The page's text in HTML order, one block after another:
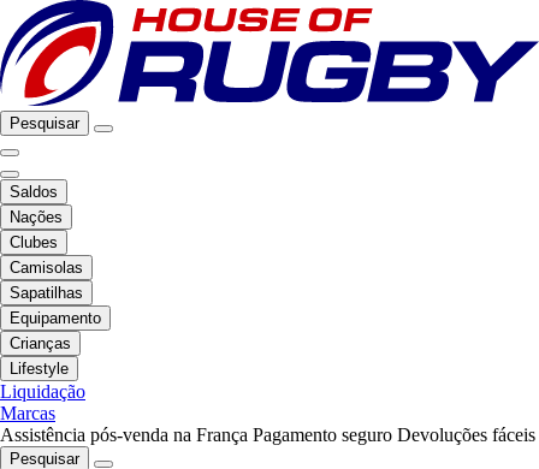
Pesquisar
Saldos
Nações
Clubes
Camisolas
Sapatilhas
Equipamento
Crianças
Lifestyle
Liquidação
Marcas
Assistência pós-venda na França Pagamento seguro Devoluções fáceis
Pesquisar